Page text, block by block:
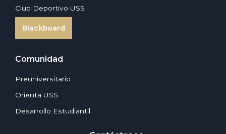
Club Deportivo USS
Blackboard
Comunidad
Preuniversitario
Orienta USS
Desarrollo Estudiantil